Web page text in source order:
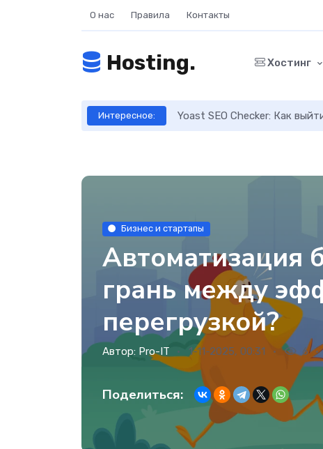
О нас Правила Контакты
Hosting. Хостинг
Интересное:
— разбираем ключевые функции
Бизнес и стартапы
Автоматизация
грань между
перегрузкой?
Автор: Pro-IT 1-11-2025, 00:31 6
Поделиться: